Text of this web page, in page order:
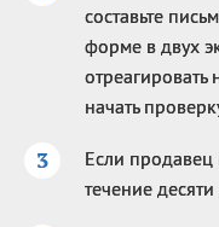
составьте
форме в двух
отреагировать
начать
Если продавец
течение